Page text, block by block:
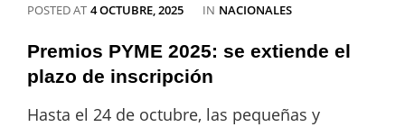
en
clásicos
con
River
después
POSTED AT 4 OCTUBRE, 2025 IN CATEGORIES
NACIONALES
Premios PYME 2025: se extiende el
plazo de inscripción
Hasta el 24 de octubre, las pequeñas y